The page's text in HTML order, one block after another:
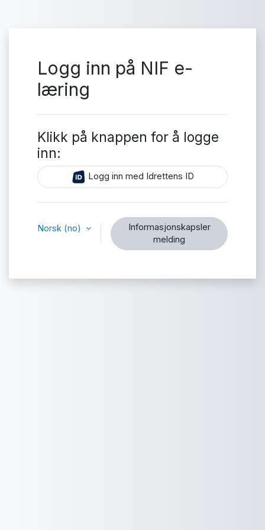
Logg inn på NIF e-
læring
Klikk på knappen for å logge
inn:
Logg inn med Idrettens ID
Norsk ‎(no)‎
Informasjonskapsler
melding